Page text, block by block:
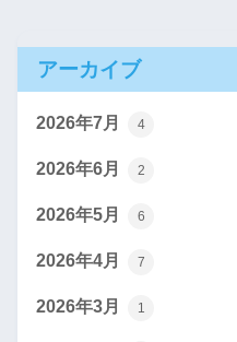
アーカイブ
2026年7月 4
2026年6月 2
2026年5月 6
2026年4月 7
2026年3月 1